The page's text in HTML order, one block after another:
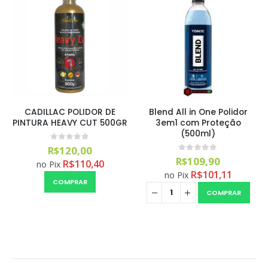
CADILLAC POLIDOR DE
PINTURA HEAVY CUT 500GR
0out of 5
R$120,00
no Pix R$110,40
COMPRAR
Blend All in One Polidor
3em1 com Proteção
(500ml)
0out of 5
R$109,90
no Pix R$101,11
COMPRAR